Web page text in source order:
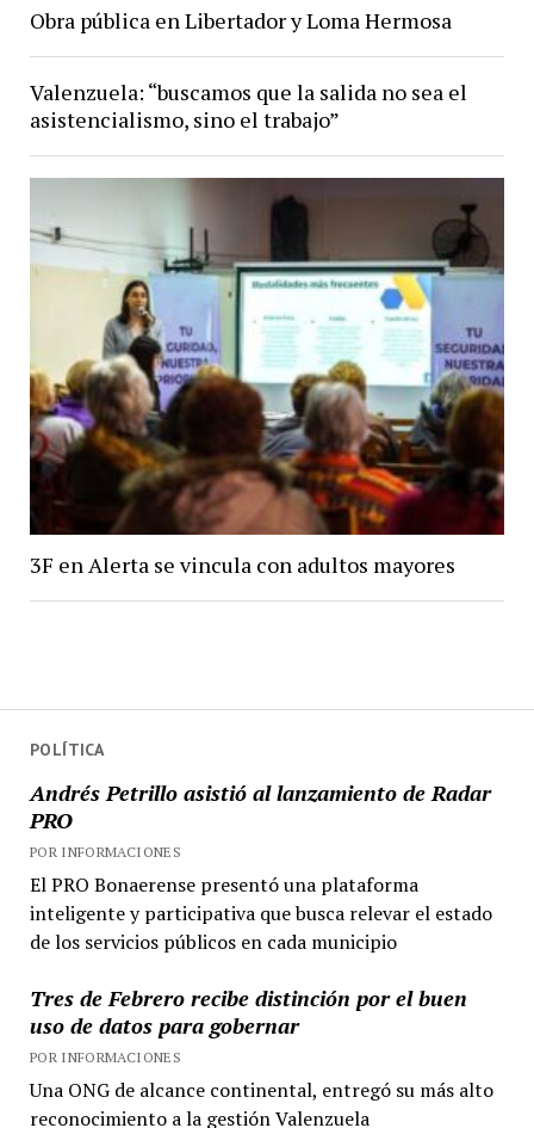
POLÍTICA
Andrés Petrillo asistió al lanzamiento de Radar
PRO
POR INFORMACIONES
El PRO Bonaerense presentó una plataforma
inteligente y participativa que busca relevar el estado
de los servicios públicos en cada municipio
Tres de Febrero recibe distinción por el buen
uso de datos para gobernar
POR INFORMACIONES
Una ONG de alcance continental, entregó su más alto
reconocimiento a la gestión Valenzuela
Obra pública en Libertador y Loma Hermosa
Valenzuela: “buscamos que la salida no sea el
asistencialismo, sino el trabajo”
3F en Alerta se vincula con adultos mayores